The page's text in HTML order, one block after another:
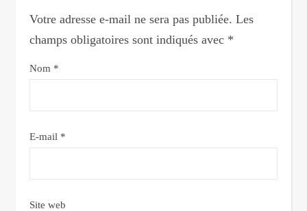
Votre adresse e-mail ne sera pas publiée. Les
champs obligatoires sont indiqués avec *
Nom *
E-mail *
Site web